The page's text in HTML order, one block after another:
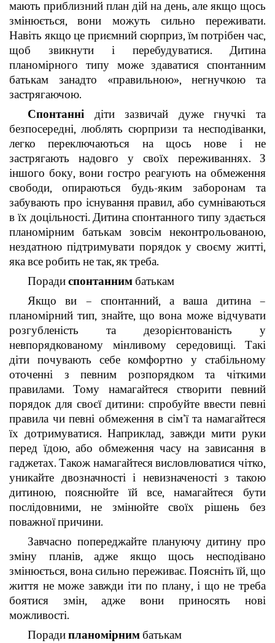
мають приблизний план дій на день, але якщо щось
змінюється, вони можуть сильно переживати.
Навіть якщо це приємний сюрприз, їм потрібен час,
щоб звикнути і перебудуватися. Дитина
планомірного типу може здаватися спонтанним
батькам занадто «правильною», негнучкою та
застрягаючою.
Спонтанні діти зазвичай дуже гнучкі та
безпосередні, люблять сюрпризи та несподіванки,
легко переключаються на щось нове і не
застрягають надовго у своїх переживаннях. З
іншого боку, вони гостро реагують на обмеження
свободи, опираються будь-яким заборонам та
забувають про існування правил, або сумніваються
в їх доцільності. Дитина спонтанного типу здається
планомірним батькам зовсім неконтрольованою,
нездатною підтримувати порядок у своєму житті,
яка все робить не так, як треба.
Порадиспонтаннимбатькам
Якщо ви – спонтанний, а ваша дитина –
планомірний тип, знайте, що вона може відчувати
розгубленість та дезорієнтованість у
невпорядкованому мінливому середовищі. Такі
діти почувають себе комфортно у стабільному
оточенні з певним розпорядком та чіткими
правилами. Тому намагайтеся створити певний
порядок для своєї дитини: спробуйте ввести певні
правила чи певні обмеження в сім’ї та намагайтеся
їх дотримуватися. Наприклад, завжди мити руки
перед їдою, або обмеження часу на зависання в
гаджетах. Також намагайтеся висловлюватися чітко,
уникайте двозначності і невизначеності з такою
дитиною, пояснюйте їй все, намагайтеся бути
послідовними, не змінюйте своїх рішень без
поважної причини.
Завчасно попереджайте плануючу дитину про
зміну планів, адже якщо щось несподівано
змінюється, вона сильно переживає. Поясніть їй, що
життя не може завжди іти по плану, і що не треба
боятися змін, адже вони приносять нові
можливості.
Порадипланомірнимбатькам